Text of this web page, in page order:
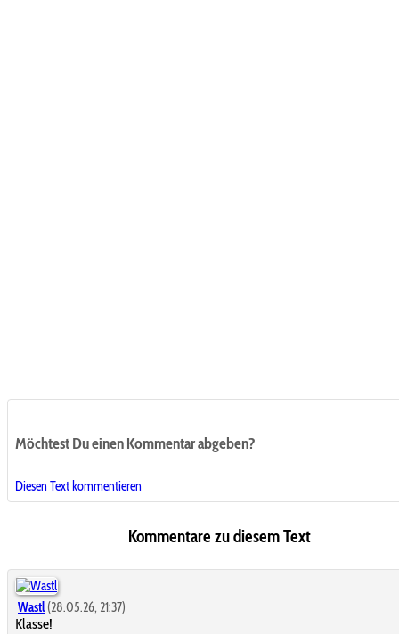
Möchtest Du einen Kommentar abgeben?
Diesen Text kommentieren
Kommentare zu diesem Text
Wastl (28.05.26, 21:37)
Klasse!